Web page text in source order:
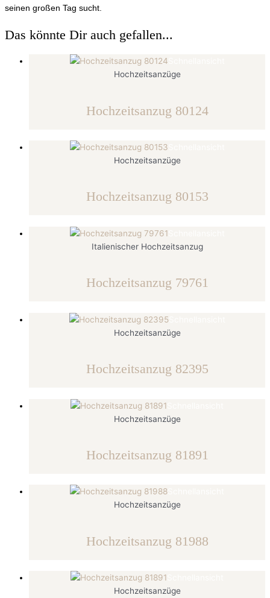
seinen großen Tag sucht.
Das könnte Dir auch gefallen...
Hochzeitsanzüge
Hochzeitsanzug 80124
Hochzeitsanzüge
Hochzeitsanzug 80153
Italienischer Hochzeitsanzug
Hochzeitsanzug 79761
Schnellansicht
Hochzeitsanzüge
Hochzeitsanzug 82395
Hochzeitsanzüge
Hochzeitsanzug 81891
Hochzeitsanzüge
Hochzeitsanzug 81988
Hochzeitsanzüge